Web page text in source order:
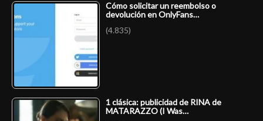
Cómo solicitar un reembolso o
devolución en OnlyFans…
(4.835)
1 clásica: publicidad de RINA de
MATARAZZO (I Was…